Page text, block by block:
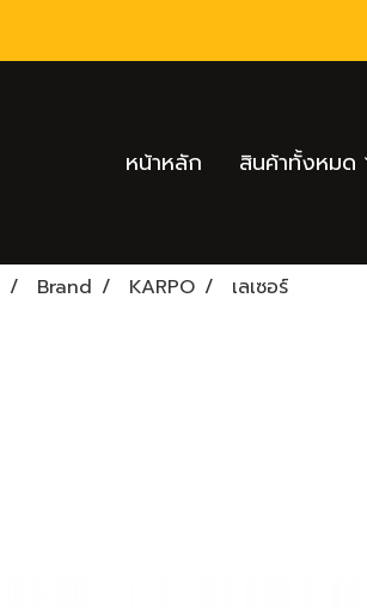
หน้าหลัก สินค้าทั้งหมด
Brand KARPO เลเซอร์